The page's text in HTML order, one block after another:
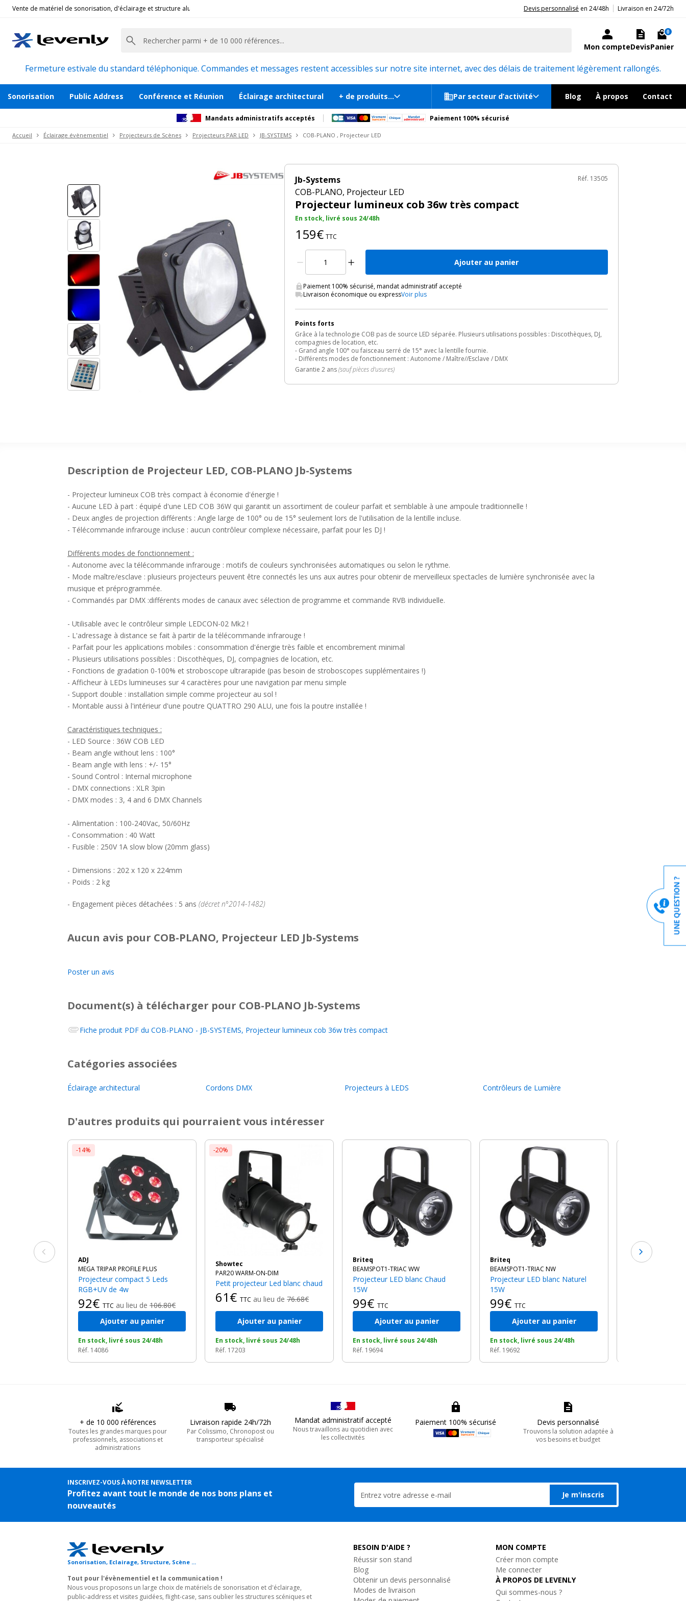
Vente de matériel de sonorisation, d'éclairage et structure alu pour l'évènementiel et la communication, stand exposition, scène, podium et estrade, etc. | 20ans d'expérience aux côtés des professionnels et acteurs publics.
Devis personnalisé en 24/48h Livraison en 24/72h
Mon compteDevisPanier
0
Fermeture estivale du standard téléphonique. Commandes et messages restent accessibles sur notre site internet, avec des délais de traitement légèrement rallongés.
Sonorisation Public Address Conférence et Réunion Éclairage architectural + de produits... Par secteur d’activité Blog À propos Contact
Mandats administratifs acceptés Paiement 100% sécurisé
Accueil Éclairage évènementiel Projecteurs de Scènes Projecteurs PAR LED JB-SYSTEMS COB-PLANO , Projecteur LED
Jb-Systems
COB-PLANO, Projecteur LED
Projecteur lumineux cob 36w très compact
Réf. 13505
En stock, livré sous 24/48h
159€ TTC
Ajouter au panier
Paiement 100% sécurisé, mandat administratif accepté
Livraison économique ou expressVoir plus
Points forts
Grâce à la technologie COB pas de source LED séparée. Plusieurs utilisations possibles : Discothèques, DJ,
compagnies de location, etc.
- Grand angle 100° ou faisceau serré de 15° avec la lentille fournie.
- Différents modes de fonctionnement : Autonome / Maître//Esclave / DMX
Garantie 2 ans(sauf pièces d'usures)
Description de Projecteur LED, COB-PLANO Jb-Systems
- Projecteur lumineux COB très compact à économie d'énergie !
- Aucune LED à part : équipé d'une LED COB 36W qui garantit un assortiment de couleur parfait et semblable à une ampoule traditionnelle !
- Deux angles de projection différents : Angle large de 100° ou de 15° seulement lors de l'utilisation de la lentille incluse.
- Télécommande infrarouge incluse : aucun contrôleur complexe nécessaire, parfait pour les DJ !
Différents modes de fonctionnement :
- Autonome avec la télécommande infrarouge : motifs de couleurs synchronisées automatiques ou selon le rythme.
- Mode maître/esclave : plusieurs projecteurs peuvent être connectés les uns aux autres pour obtenir de merveilleux spectacles de lumière synchronisée avec la
musique et préprogrammée.
- Commandés par DMX :différents modes de canaux avec sélection de programme et commande RVB individuelle.
- Utilisable avec le contrôleur simple LEDCON-02 Mk2 !
- L'adressage à distance se fait à partir de la télécommande infrarouge !
- Parfait pour les applications mobiles : consommation d'énergie très faible et encombrement minimal
- Plusieurs utilisations possibles : Discothèques, DJ, compagnies de location, etc.
- Fonctions de gradation 0-100% et stroboscope ultrarapide (pas besoin de stroboscopes supplémentaires !)
- Afficheur à LEDs lumineuses sur 4 caractères pour une navigation par menu simple
- Support double : installation simple comme projecteur au sol !
- Montable aussi à l'intérieur d'une poutre QUATTRO 290 ALU, une fois la poutre installée !
Caractéristiques techniques :
- LED Source : 36W COB LED
- Beam angle without lens : 100°
- Beam angle with lens : +/- 15°
- Sound Control : Internal microphone
- DMX connections : XLR 3pin
- DMX modes : 3, 4 and 6 DMX Channels
- Alimentation : 100-240Vac, 50/60Hz
- Consommation : 40 Watt
- Fusible : 250V 1A slow blow (20mm glass)
- Dimensions : 202 x 120 x 224mm
- Poids : 2 kg
- Engagement pièces détachées : 5 ans (décret n°2014-1482)
Aucun avis pour COB-PLANO, Projecteur LED Jb-Systems
Poster un avis
Document(s) à télécharger pour COB-PLANO Jb-Systems
Fiche produit PDF du COB-PLANO - JB-SYSTEMS, Projecteur lumineux cob 36w très compact
Catégories associées
Éclairage architectural Cordons DMX Projecteurs à LEDS Contrôleurs de Lumière
D'autres produits qui pourraient vous intéresser
-14%
ADJ
MEGA TRIPAR PROFILE PLUS
Projecteur compact 5 Leds
RGB+UV de 4w
92€ TTC au lieu de 106.80€
Ajouter au panier
En stock, livré sous 24/48h
Réf. 14086
-20%
Showtec
PAR20 WARM-ON-DIM
Petit projecteur Led blanc chaud
61€ TTC au lieu de 76.68€
Ajouter au panier
En stock, livré sous 24/48h
Réf. 17203
Briteq
BEAMSPOT1-TRIAC WW
Projecteur LED blanc Chaud
15W
99€ TTC
Ajouter au panier
En stock, livré sous 24/48h
Réf. 19694
Briteq
BEAMSPOT1-TRIAC NW
Projecteur LED blanc Naturel
15W
99€ TTC
Ajouter au panier
En stock, livré sous 24/48h
Réf. 19692
+ de 10 000 références
Toutes les grandes marques pour
professionnels, associations et
administrations
Livraison rapide 24h/72h
Par Colissimo, Chronopost ou
transporteur spécialisé
Mandat administratif accepté
Nous travaillons au quotidien avec
les collectivités
Paiement 100% sécurisé Devis personnalisé
Trouvons la solution adaptée à
vos besoins et budget
INSCRIVEZ-VOUS À NOTRE NEWSLETTER
Profitez avant tout le monde de nos bons plans et
nouveautés
Je m'inscris
Sonorisation, Eclairage, Structure, Scène ...
Tout pour l'évènementiel et la communication !
Nous vous proposons un large choix de matériels de sonorisation et d'éclairage,
public-address et visites guidées, flight-case, sans oublier les structures scéniques et
BESOIN D'AIDE ?
Réussir son stand
Blog
Obtenir un devis personnalisé
Modes de livraison
MON COMPTE
Créer mon compte
Me connecter
À PROPOS DE LEVENLY
Qui sommes-nous ?